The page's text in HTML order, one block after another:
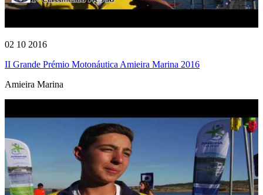
02 10 2016
II Grande Prémio Motonáutica Amieira Marina 2016
Amieira Marina